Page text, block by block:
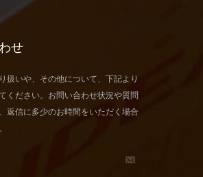
せ
扱いや、その他について、下記より
ください。お問い合わせ状況や質問
返信に多少のお時間をいただく場合